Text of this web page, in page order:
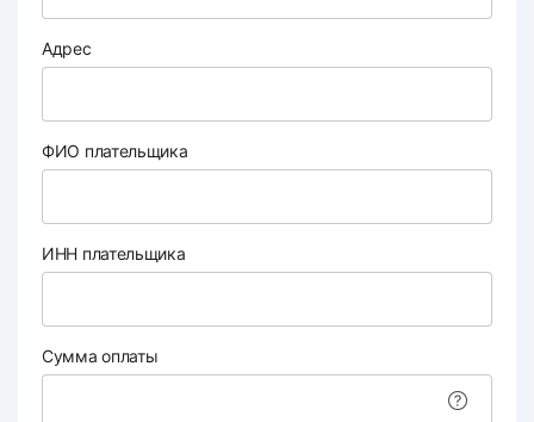
Адрес
ФИО плательщика
ИНН плательщика
Сумма оплаты